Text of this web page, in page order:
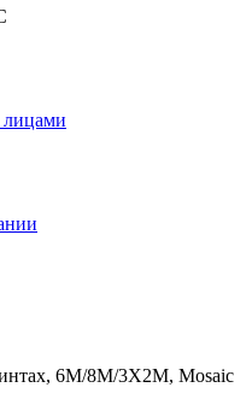
лицами
6M/8М/3Х2М, Mosaic